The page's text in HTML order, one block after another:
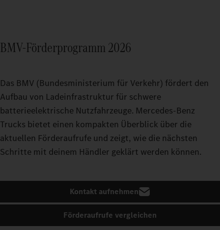
BMV-Förderprogramm 2026
Das BMV (Bundesministerium für Verkehr) fördert den
Aufbau von Ladeinfrastruktur für schwere
batterieelektrische Nutzfahrzeuge. Mercedes‑Benz
Trucks bietet einen kompakten Überblick über die
aktuellen Förderaufrufe und zeigt, wie die nächsten
Schritte mit deinem Händler geklärt werden können.
Kontakt aufnehmen
Förderaufrufe vergleichen